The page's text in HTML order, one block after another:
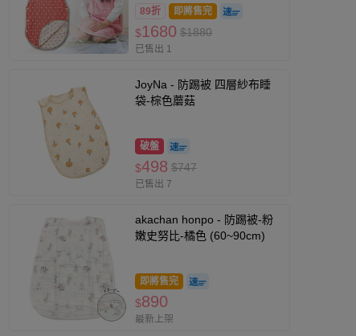
89折 即將售完
$1680 $1880
已售出 1
JoyNa - 防踢被 四層紗布睡
袋-棕色蘑菇
破盤
$498 $747
已售出 7
akachan honpo - 防踢被-粉
嫩史努比-橘色 (60~90cm)
即將售完
$890
最新上架